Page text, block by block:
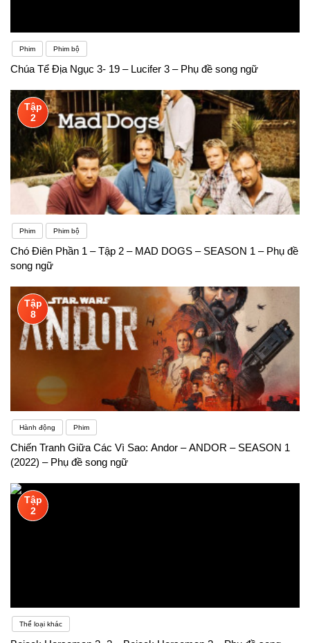
Phim Phim bộ
Chúa Tể Địa Ngục 3- 19 – Lucifer 3 – Phụ đề song ngữ
Tập
2
Phim Phim bộ
Chó Điên Phần 1 – Tập 2 – MAD DOGS – SEASON 1 – Phụ đề
song ngữ
Tập
8
Hành động Phim
Chiến Tranh Giữa Các Vì Sao: Andor – ANDOR – SEASON 1
(2022) – Phụ đề song ngữ
Tập
2
Thể loại khác